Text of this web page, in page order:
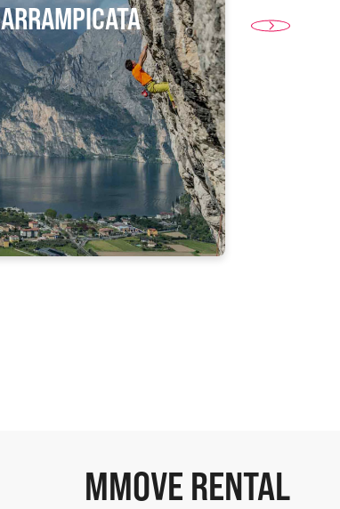
ARRAMPICATA
MMOVE RENTAL